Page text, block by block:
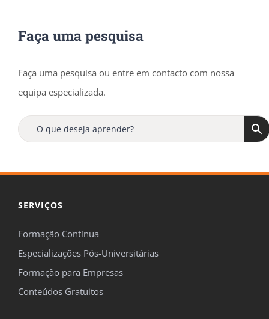
Faça uma pesquisa
Faça uma pesquisa ou entre em contacto com nossa
equipa especializada.
SERVIÇOS
Formação Contínua
Especializações Pós-Universitárias
Formação para Empresas
Conteúdos Gratuitos